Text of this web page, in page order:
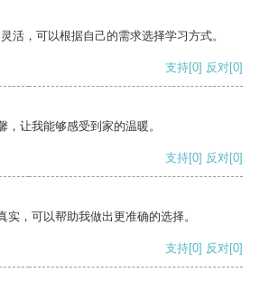
活，可以根据自己的需求选择学习方式。
支持[0] 反对[0]
，让我能够感受到家的温暖。
支持[0] 反对[0]
实，可以帮助我做出更准确的选择。
支持[0] 反对[0]